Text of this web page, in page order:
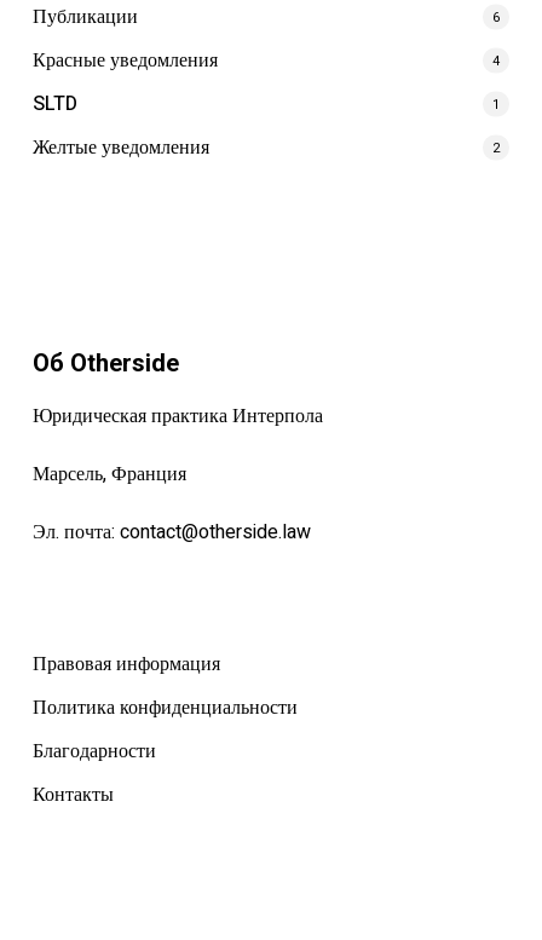
Публикации 6
Красные уведомления 4
SLTD 1
Желтые уведомления 2
Об Otherside
Юридическая практика Интерпола
Марсель, Франция
Эл. почта: contact@otherside.law
Правовая информация
Политика конфиденциальности
Благодарности
Контакты